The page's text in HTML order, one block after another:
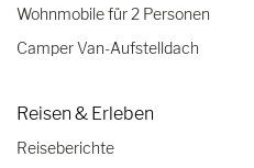
Wohnmobile für 2 Personen
Camper Van-Aufstelldach
Reisen & Erleben
Reiseberichte